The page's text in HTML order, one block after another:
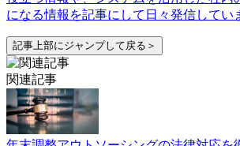
になる情報を記事にして日々発信してい
記事上部にジャンプして戻る＞
関連記事